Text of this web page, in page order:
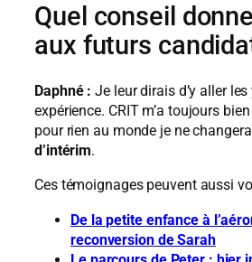
Quel conseil
aux futurs
Daphné : Je leur dirais d’y aller
expérience. CRIT m’a toujours
pour rien au monde je ne
d’intérim.
Ces témoignages peuvent aussi
De la petite enfance à
reconversion de Sarah